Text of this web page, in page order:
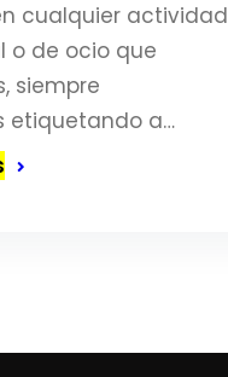
cualquier actividad
o de ocio que
siempre
etiquetando a…